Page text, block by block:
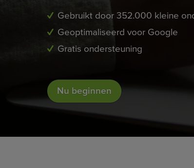
Gebruikt door 352.000 kleine
Geoptimaliseerd voor Google
Gratis ondersteuning
Nu beginnen